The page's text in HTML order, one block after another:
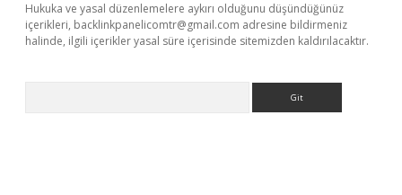
Hukuka ve yasal düzenlemelere aykırı olduğunu düşündüğünüz
içerikleri, backlinkpanelicomtr@gmail.com adresine bildirmeniz
halinde, ilgili içerikler yasal süre içerisinde sitemizden kaldırılacaktır.